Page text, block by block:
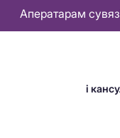
Аператарам
і